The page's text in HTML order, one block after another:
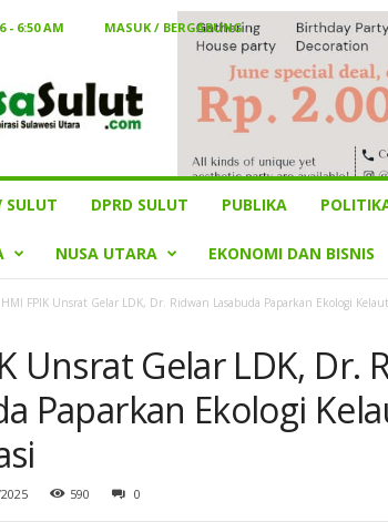
- 6:50 AM
MASUK / BERGABUNG
SULUT DPRD SULUT PUBLIKA
NUSA UTARA EKONOMI DAN BISNIS
HMI FPIK Unsrat Gelar LDK, Dr. Ridwan Lasabuda Paparkan Ekologi
Unsrat Gelar LDK, Dr.
Paparkan Ekologi
590 0